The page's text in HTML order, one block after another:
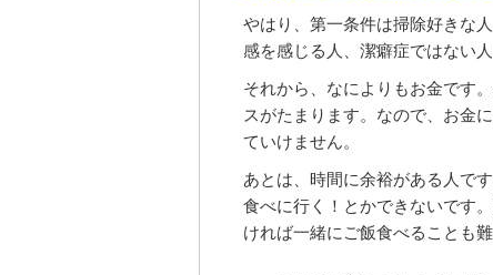
やはり、第一条件は掃除好きな
感を感じる人、潔癖症ではない
それから、なによりもお金です
スがたまります。なので、お金
ていけません。
あとは、時間に余裕がある人で
食べに行く！とかできないです
ければ一緒にご飯食べることも難